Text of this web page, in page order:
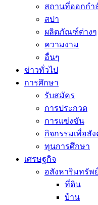
สถานที่ออกกำ
สปา
ผลิตภัณฑ์ต่างๆ
ความงาม
อื่นๆ
ข่าวทั่วไป
การศึกษา
รับสมัคร
การประกวด
การแข่งขัน
กิจกรรมเพื่อสั
ทุนการศึกษา
เศรษฐกิจ
อสังหาริมทรัพย์
ที่ดิน
บ้าน